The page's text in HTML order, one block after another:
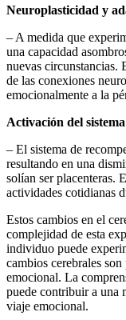
Neuroplasticidad y
– A medida que
una capacidad
nuevas circunstancias.
de las conexiones
emocionalmente a la
Activación del
– El sistema de
resultando en una
solían ser placenteras.
actividades cotidianas
Estos cambios en el
complejidad de esta
individuo puede
cambios cerebrales
emocional. La
puede contribuir a una
viaje emocional.